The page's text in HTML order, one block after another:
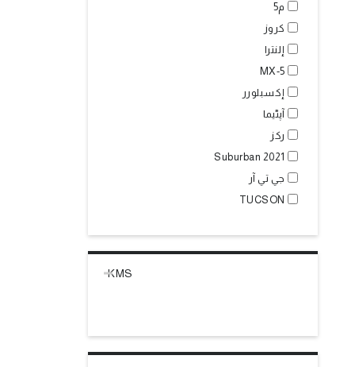
م5
كروز
إلنترا
MX-5
إكسبلورر
آپٹیما
ركز
Suburban 2021
جي تي آر
TUCSON
KMS